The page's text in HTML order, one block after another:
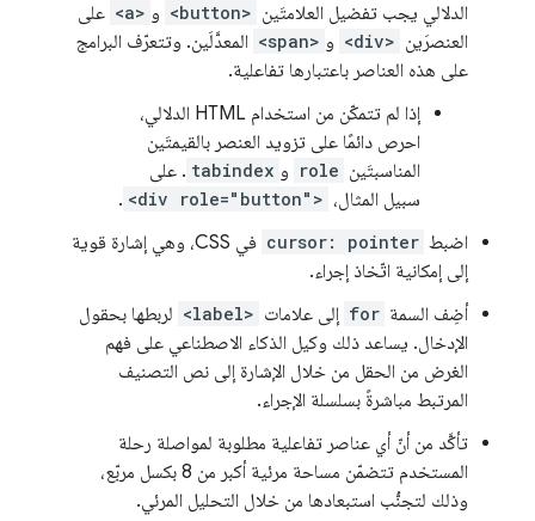
الدلالي يجب تفضيل العلامتَين <button> و <a> على
العنصرَين <div> و <span> المعدَّلَين. وتتعرّف البرامج
على هذه العناصر باعتبارها تفاعلية.
إذا لم تتمكّن من استخدام HTML الدلالي،
احرص دائمًا على تزويد العنصر بالقيمتَين
المناسبتَين role و tabindex . على
سبيل المثال، <div role="button">
.
اضبط cursor: pointer
في CSS، وهي إشارة قوية
إلى إمكانية اتّخاذ إجراء.
أضِف السمة for إلى علامات <label> لربطها بحقول
الإدخال. يساعد ذلك وكيل الذكاء الاصطناعي على فهم
الغرض من الحقل من خلال الإشارة إلى نص التصنيف
المرتبط مباشرةً بسلسلة الإجراء.
تأكَّد من أنّ أي عناصر تفاعلية مطلوبة لمواصلة رحلة
المستخدم تتضمّن مساحة مرئية أكبر من 8 بكسل مربّع،
وذلك لتجنُّب استبعادها من خلال التحليل المرئي.